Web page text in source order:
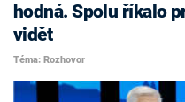
hodná. Spolu říkalo
vidět
Téma: Rozhovor